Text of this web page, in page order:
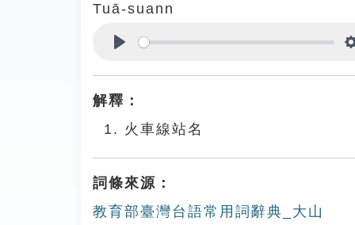
Tuā-suann
解釋：
火車線站名
詞條來源：
教育部臺灣台語常用詞辭典_大山